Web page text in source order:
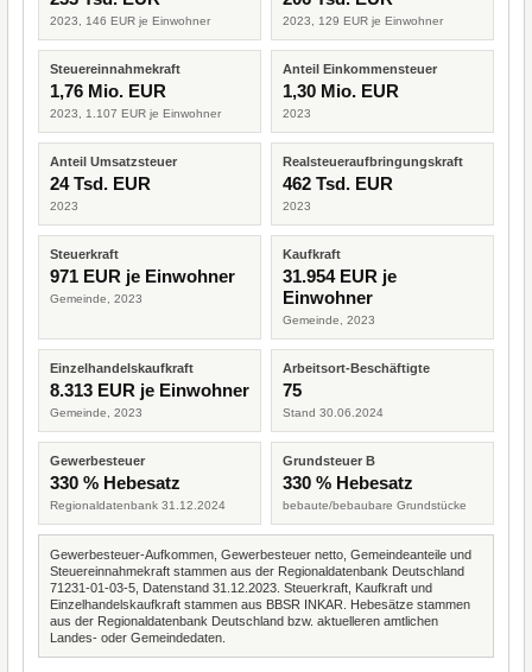
2023, 146 EUR je Einwohner 2023, 129 EUR je Einwohner
Steuereinnahmekraft
1,76 Mio. EUR
2023, 1.107 EUR je Einwohner
Anteil Einkommensteuer
1,30 Mio. EUR
2023
Anteil Umsatzsteuer
24 Tsd. EUR
2023
Realsteueraufbringungskraft
462 Tsd. EUR
2023
Steuerkraft
971 EUR je Einwohner
Gemeinde, 2023
Kaufkraft
31.954 EUR je
Einwohner
Gemeinde, 2023
Einzelhandelskaufkraft
8.313 EUR je Einwohner
Gemeinde, 2023
Arbeitsort-Beschäftigte
75
Stand 30.06.2024
Gewerbesteuer
330 % Hebesatz
Regionaldatenbank 31.12.2024
Grundsteuer B
330 % Hebesatz
bebaute/bebaubare Grundstücke
Gewerbesteuer-Aufkommen, Gewerbesteuer netto, Gemeindeanteile und
Steuereinnahmekraft stammen aus der Regionaldatenbank Deutschland
71231-01-03-5, Datenstand 31.12.2023. Steuerkraft, Kaufkraft und
Einzelhandelskaufkraft stammen aus BBSR INKAR. Hebesätze stammen
aus der Regionaldatenbank Deutschland bzw. aktuelleren amtlichen
Landes- oder Gemeindedaten.